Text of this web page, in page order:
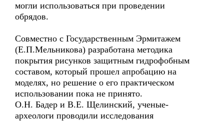
могли использоваться при проведении
обрядов.
Совместно с Государственным Эрмитажем
(Е.П.Мельникова) разработана методика
покрытия рисунков защитным гидрофобным
составом, который прошел апробацию на
моделях, но решение о его практическом
использовании пока не принято.
О.Н. Бадер и В.Е. Щелинский, ученые-
археологи проводили исследования